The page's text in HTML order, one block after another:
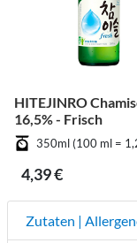
HITEJINRO
16,5% - Frisch
350ml (100 ml =
4,39 €
Zutaten |